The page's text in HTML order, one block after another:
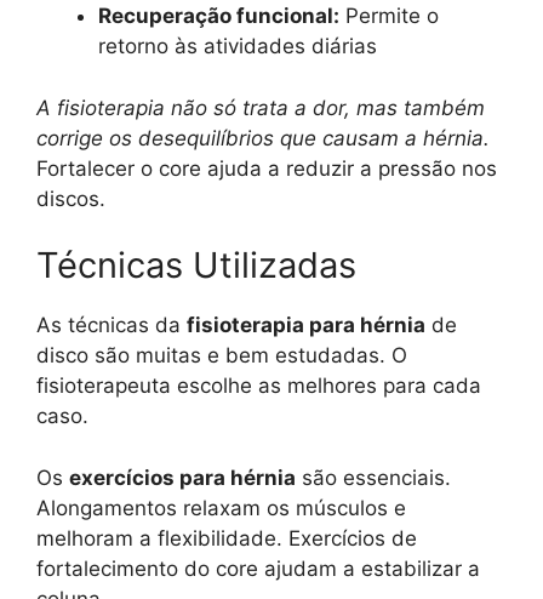
Recuperação funcional: Permite o
retorno às atividades diárias
A fisioterapia não só trata a dor, mas também
corrige os desequilíbrios que causam a hérnia.
Fortalecer o core ajuda a reduzir a pressão nos
discos.
Técnicas Utilizadas
As técnicas da fisioterapia para hérnia de
disco são muitas e bem estudadas. O
fisioterapeuta escolhe as melhores para cada
caso.
Os exercícios para hérnia são essenciais.
Alongamentos relaxam os músculos e
melhoram a flexibilidade. Exercícios de
fortalecimento do core ajudam a estabilizar a